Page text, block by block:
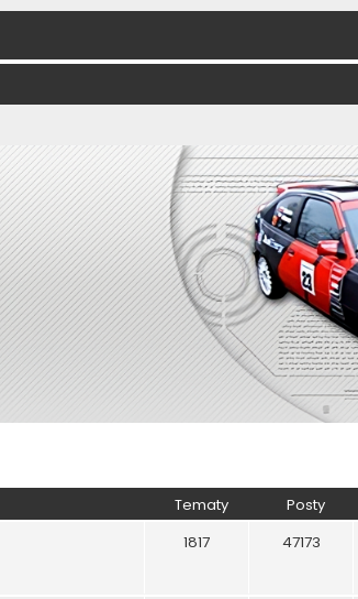
Tematy Posty
1817 47173